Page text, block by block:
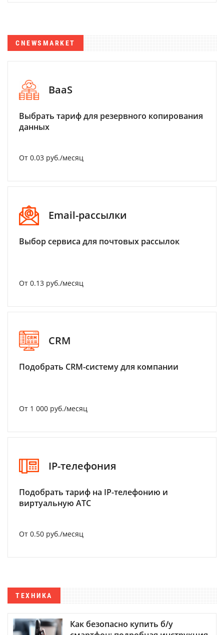
CNEWSMARKET
BaaS
Выбрать тариф для резервного копирования
данных
От 0.03 руб./месяц
Email-рассылки
Выбор сервиса для почтовых рассылок
От 0.13 руб./месяц
CRM
Подобрать CRM-систему для компании
От 1 000 руб./месяц
IP-телефония
Подобрать тариф на IP-телефонию и
виртуальную АТС
От 0.50 руб./месяц
ТЕХНИКА
Как безопасно купить б/у